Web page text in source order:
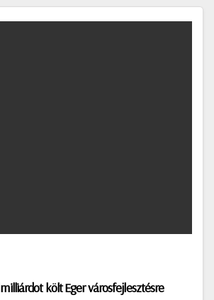
költ Eger városfejlesztésre